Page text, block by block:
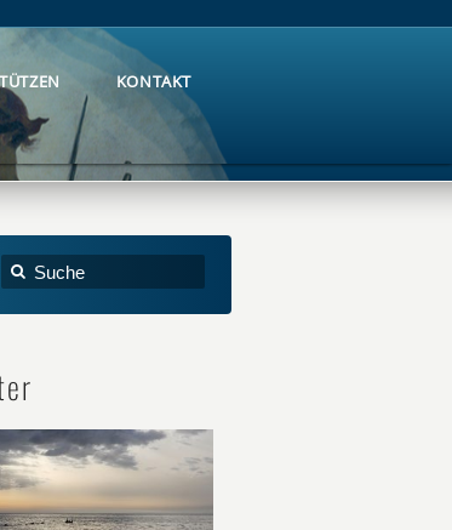
KONTAKT
KONTAKT